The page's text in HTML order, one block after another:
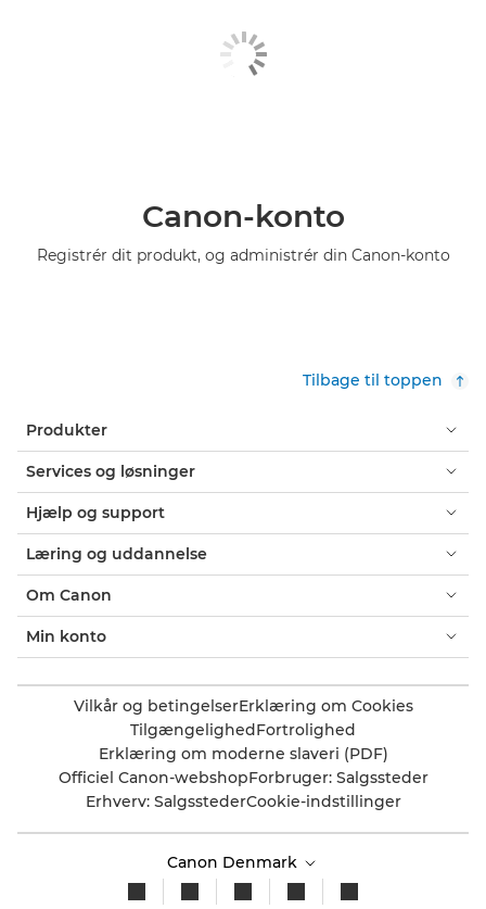
Canon-konto
Registrér dit produkt, og administrér din Canon-konto
Tilbage til toppen
Produkter
Services og løsninger
Hjælp og support
Læring og uddannelse
Om Canon
Min konto
Vilkår og betingelserErklæring om Cookies
TilgængelighedFortrolighed
Erklæring om moderne slaveri (PDF)
Officiel Canon-webshopForbruger: Salgssteder
Erhverv: SalgsstederCookie-indstillinger
Canon Denmark